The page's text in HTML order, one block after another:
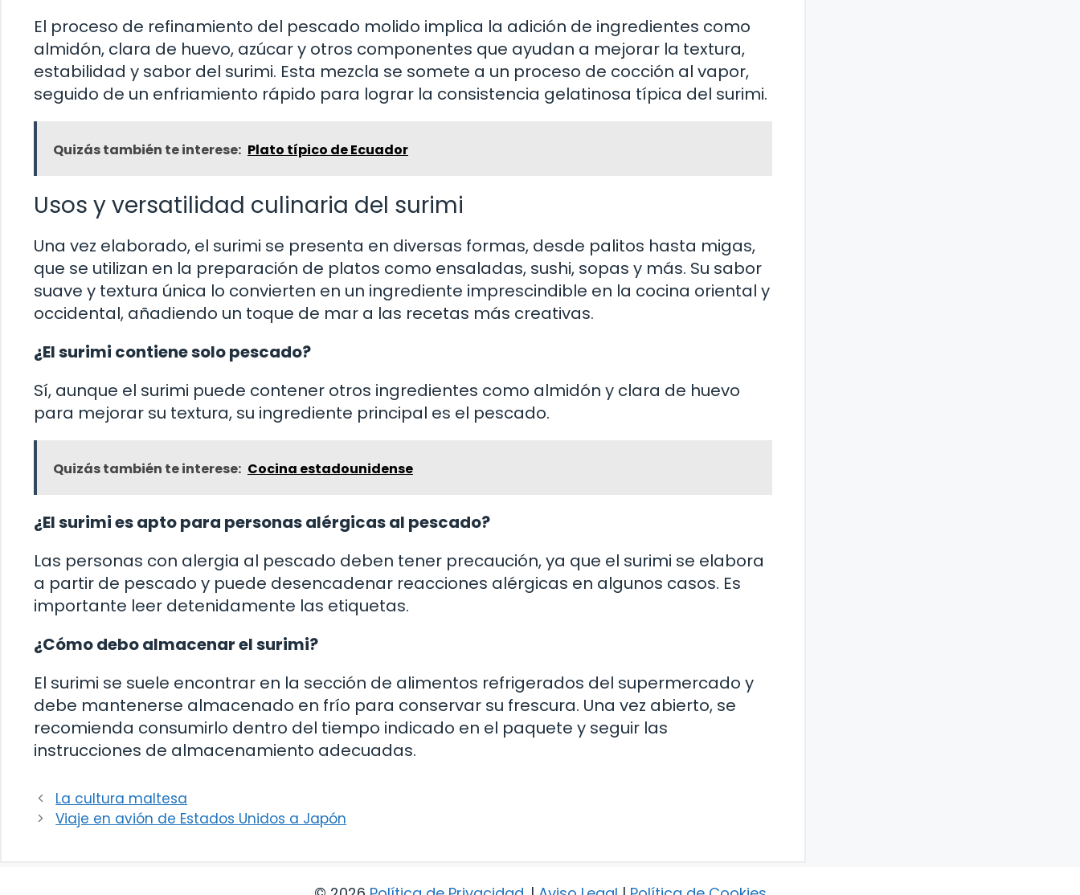
El proceso de refinamiento del pescado molido implica la adición de ingredientes como
almidón, clara de huevo, azúcar y otros componentes que ayudan a mejorar la textura,
estabilidad y sabor del surimi. Esta mezcla se somete a un proceso de cocción al vapor,
seguido de un enfriamiento rápido para lograr la consistencia gelatinosa típica del surimi.
Quizás también te interese: Plato típico de Ecuador
Usos y versatilidad culinaria del surimi
Una vez elaborado, el surimi se presenta en diversas formas, desde palitos hasta migas,
que se utilizan en la preparación de platos como ensaladas, sushi, sopas y más. Su sabor
suave y textura única lo convierten en un ingrediente imprescindible en la cocina oriental y
occidental, añadiendo un toque de mar a las recetas más creativas.
¿El surimi contiene solo pescado?
Sí, aunque el surimi puede contener otros ingredientes como almidón y clara de huevo
para mejorar su textura, su ingrediente principal es el pescado.
Quizás también te interese: Cocina estadounidense
¿El surimi es apto para personas alérgicas al pescado?
Las personas con alergia al pescado deben tener precaución, ya que el surimi se elabora
a partir de pescado y puede desencadenar reacciones alérgicas en algunos casos. Es
importante leer detenidamente las etiquetas.
¿Cómo debo almacenar el surimi?
El surimi se suele encontrar en la sección de alimentos refrigerados del supermercado y
debe mantenerse almacenado en frío para conservar su frescura. Una vez abierto, se
recomienda consumirlo dentro del tiempo indicado en el paquete y seguir las
instrucciones de almacenamiento adecuadas.
La cultura maltesa
Viaje en avión de Estados Unidos a Japón